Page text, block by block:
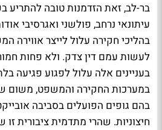
בר-לב, זאת הזדמנות טובה להתריע
עיתונאי נרחב, פולשני ואגרסיבי
בהליכי חקירה עלול לייצר
לעשות עמם דין צדק. ולא פחות
בעניינים אלה עלול לפגוע פגיעה
במערכות החקירה והמשפט, משום
בהם גופים הפועלים בסביבה
חיצוניות. שהרי מתדמית ציבורית